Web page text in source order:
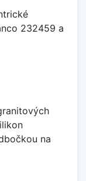
232459 a
na